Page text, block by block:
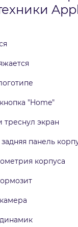
"Home"
треснул экран
панель
корпуса